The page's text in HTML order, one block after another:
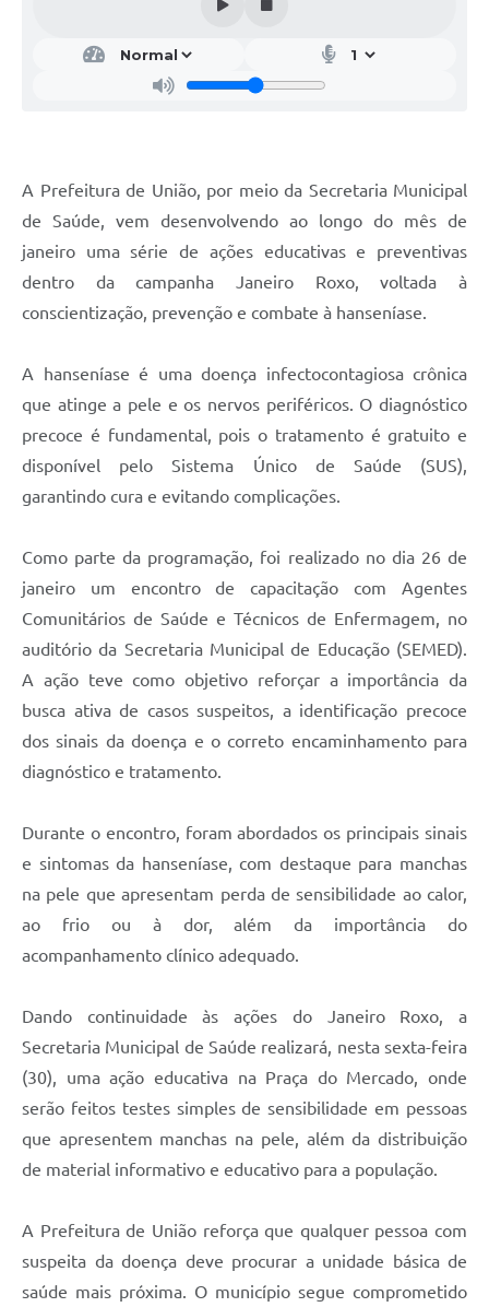
A Prefeitura de União, por meio da Secretaria Municipal
de Saúde, vem desenvolvendo ao longo do mês de
janeiro uma série de ações educativas e preventivas
dentro da campanha Janeiro Roxo, voltada à
conscientização, prevenção e combate à hanseníase.
A hanseníase é uma doença infectocontagiosa crônica
que atinge a pele e os nervos periféricos. O diagnóstico
precoce é fundamental, pois o tratamento é gratuito e
disponível pelo Sistema Único de Saúde (SUS),
garantindo cura e evitando complicações.
Como parte da programação, foi realizado no dia 26 de
janeiro um encontro de capacitação com Agentes
Comunitários de Saúde e Técnicos de Enfermagem, no
auditório da Secretaria Municipal de Educação (SEMED).
A ação teve como objetivo reforçar a importância da
busca ativa de casos suspeitos, a identificação precoce
dos sinais da doença e o correto encaminhamento para
diagnóstico e tratamento.
Durante o encontro, foram abordados os principais sinais
e sintomas da hanseníase, com destaque para manchas
na pele que apresentam perda de sensibilidade ao calor,
ao frio ou à dor, além da importância do
acompanhamento clínico adequado.
Dando continuidade às ações do Janeiro Roxo, a
Secretaria Municipal de Saúde realizará, nesta sexta-feira
(30), uma ação educativa na Praça do Mercado, onde
serão feitos testes simples de sensibilidade em pessoas
que apresentem manchas na pele, além da distribuição
de material informativo e educativo para a população.
A Prefeitura de União reforça que qualquer pessoa com
suspeita da doença deve procurar a unidade básica de
saúde mais próxima. O município segue comprometido